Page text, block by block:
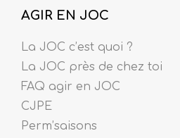
AGIR EN JOC
La JOC c’est quoi ?
La JOC près de chez toi
FAQ agir en JOC
CJPE
Perm’saisons